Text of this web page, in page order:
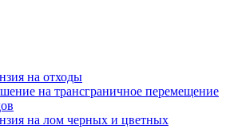
на отходы
на трансграничное перемещение
на лом черных и цветных